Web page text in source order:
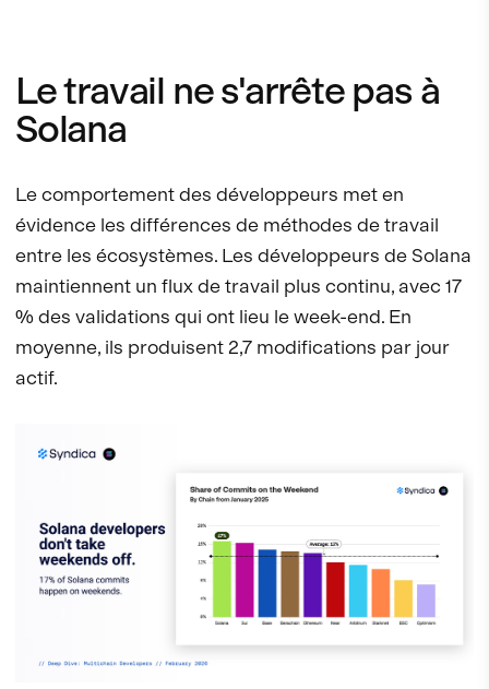
Le travail ne s'arrête pas à
Solana
Le comportement des développeurs met en
évidence les différences de méthodes de travail
entre les écosystèmes. Les développeurs de Solana
maintiennent un flux de travail plus continu, avec 17
% des validations qui ont lieu le week-end. En
moyenne, ils produisent 2,7 modifications par jour
actif.